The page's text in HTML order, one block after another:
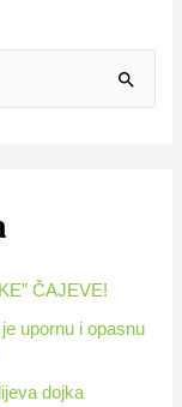
ČAJEVE!
upornu i opasnu
dojka